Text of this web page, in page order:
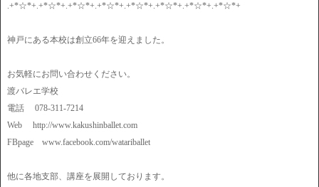
.+*☆*+.+*☆*+.+*☆*+.+*☆*+.+*☆*+.+*☆*+.+*☆*+.+*☆*+
神戸にある本校は創立66年を迎えました。
お気軽にお問い合わせください。
渡バレエ学校
電話 078-311-7214
Web http://www.kakushinballet.com
FBpage www.facebook.com/watariballet
他に各地支部、講座を展開しております。